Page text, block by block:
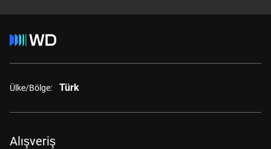
Ülke/Bölge: Türk
Alışveriş